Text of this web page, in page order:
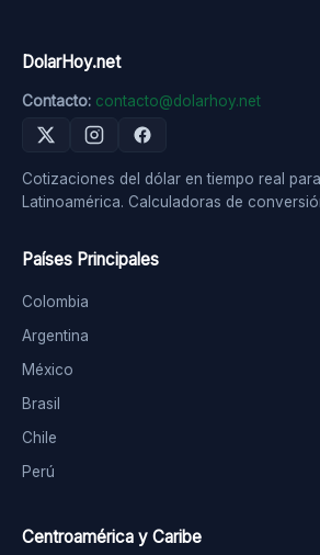
DolarHoy.net
Contacto: contacto@dolarhoy.net
Cotizaciones del dólar en tiempo real
Latinoamérica. Calculadoras de
Países Principales
Colombia
Argentina
México
Brasil
Chile
Perú
Centroamérica y Caribe